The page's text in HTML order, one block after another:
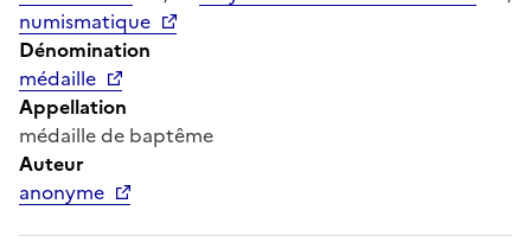
numismatique
Dénomination
médaille
Appellation
médaille de baptême
Auteur
anonyme